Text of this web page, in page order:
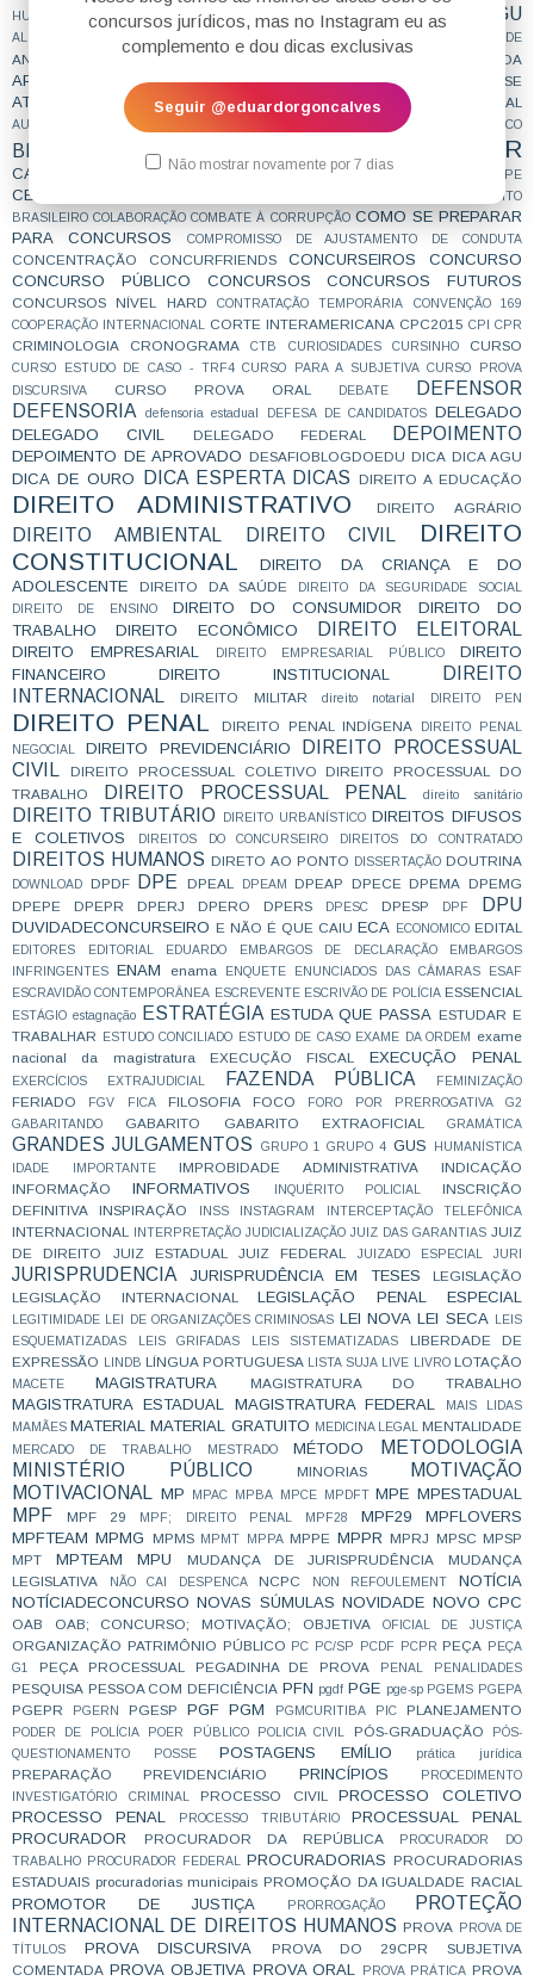
concursos jurídicos, mas no Instagram eu as
complemento e dou dicas exclusivas
Seguir @eduardorgoncalves
Não mostrar novamente por 7 dias
HUMOR ADVOCACIA ADVOGADO DA UNIÃO AGENTE DE POLÍCIA AGU
ALIMENTOS ANALISTA ANALISTA JUDICIÁRIO analista tre ANSIEDADE
ANTICRIME AOS ESTUDOS APROVADA
APROVADO ARQUIVAMENTO ART. 28 CPP ASILO assessor ATEAPOSSE
ATIVIDADE JURÍDICA ATOS INFRACIONAIS ÁUDIO AUDIO DE PROVA ORAL
AUDITOR FISCAL DO TRABALHO BANCO DE ARGUMENTOS BÁSICO
BIBLIOGRAFIA BIZU CAIU E VAI CAIR
CARREIRAS CARREIRAS JURÍDICAS CASO ELLWANGER CEBRASPE
CESPE
CÓDIGO DE TRÂNSITO
BRASILEIRO COLABORAÇÃO COMBATE À CORRUPÇÃO COMO SE PREPARAR
PARA CONCURSOS
COMPROMISSO DE AJUSTAMENTO DE CONDUTA
CONCENTRAÇÃO CONCURFRIENDS CONCURSEIROS
CONCURSO
CONCURSO PÚBLICO
CONCURSOS CONCURSOS FUTUROS
CONCURSOS NÍVEL HARD CONTRATAÇÃO TEMPORÁRIA
CONVENÇÃO 169
COOPERAÇÃO INTERNACIONAL
CORTE INTERAMERICANA CPC2015 CPI CPR
CRIMINOLOGIA CRONOGRAMA CTB CURIOSIDADES CURSINHO CURSO
CURSO ESTUDO DE CASO - TRF4 CURSO PARA A SUBJETIVA
CURSO PROVA
DISCURSIVA
CURSO PROVA ORAL DEBATE
DEFENSOR
DEFENSORIA
defensoria estadual DEFESA DE CANDIDATOS
DELEGADO
DELEGADO CIVIL
DELEGADO FEDERAL DEPOIMENTO
DEPOIMENTO DE APROVADO DESAFIOBLOGDOEDU DICA DICA AGU
DICA DE OURO DICA ESPERTA DICAS DIREITO A EDUCAÇÃO
DIREITO ADMINISTRATIVO DIREITO AGRÁRIO
DIREITO AMBIENTAL DIREITO CIVIL
DIREITO
CONSTITUCIONAL
DIREITO DA CRIANÇA E DO
ADOLESCENTE
DIREITO DA SAÚDE
DIREITO DA SEGURIDADE SOCIAL
DIREITO DE ENSINO
DIREITO DO CONSUMIDOR
DIREITO DO
TRABALHO
DIREITO ECONÔMICO DIREITO ELEITORAL
DIREITO EMPRESARIAL DIREITO EMPRESARIAL PÚBLICO
DIREITO
FINANCEIRO
DIREITO INSTITUCIONAL
DIREITO
INTERNACIONAL
DIREITO MILITAR direito notarial DIREITO PEN
DIREITO PENAL DIREITO PENAL INDÍGENA
DIREITO PENAL
NEGOCIAL
DIREITO PREVIDENCIÁRIO
DIREITO PROCESSUAL
CIVIL
DIREITO PROCESSUAL COLETIVO
DIREITO PROCESSUAL DO
TRABALHO
DIREITO PROCESSUAL PENAL direito sanitário
DIREITO TRIBUTÁRIO DIREITO URBANÍSTICO DIREITOS DIFUSOS
E COLETIVOS
DIREITOS DO CONCURSEIRO DIREITOS DO CONTRATADO
DIREITOS HUMANOS DIRETO AO PONTO DISSERTAÇÃO DOUTRINA
DOWNLOAD DPDF DPE DPEAL DPEAM DPEAP DPECE DPEMA DPEMG
DPEPE
DPEPR DPERJ DPERO DPERS DPESC DPESP DPF DPU
DUVIDADECONCURSEIRO E NÃO É QUE CAIU ECA ECONOMICO EDITAL
EDITORES EDITORIAL EDUARDO EMBARGOS DE DECLARAÇÃO
EMBARGOS
INFRINGENTES
ENAM enama ENQUETE ENUNCIADOS DAS CÂMARAS
ESAF
ESCRAVIDÃO CONTEMPORÂNEA ESCREVENTE ESCRIVÃO DE POLÍCIA ESSENCIAL
ESTÁGIO estagnação ESTRATÉGIA ESTUDA QUE PASSA ESTUDAR E
TRABALHAR
ESTUDO CONCILIADO ESTUDO DE CASO EXAME DA ORDEM
exame
nacional da magistratura
EXECUÇÃO FISCAL EXECUÇÃO PENAL
EXERCÍCIOS EXTRAJUDICIAL FAZENDA PÚBLICA FEMINIZAÇÃO
FERIADO FGV FICA FILOSOFIA FOCO FORO POR PRERROGATIVA
G2
GABARITANDO
GABARITO GABARITO EXTRAOFICIAL GRAMÁTICA
GRANDES JULGAMENTOS GRUPO 1 GRUPO 4 GUS
HUMANÍSTICA
IDADE
IMPORTANTE IMPROBIDADE ADMINISTRATIVA
INDICAÇÃO
INFORMAÇÃO
INFORMATIVOS INQUÉRITO POLICIAL
INSCRIÇÃO
DEFINITIVA
INSPIRAÇÃO INSS INSTAGRAM INTERCEPTAÇÃO TELEFÔNICA
INTERNACIONAL INTERPRETAÇÃO JUDICIALIZAÇÃO JUIZ DAS GARANTIAS JUIZ
DE DIREITO
JUIZ ESTADUAL JUIZ FEDERAL JUIZADO ESPECIAL JURI
JURISPRUDENCIA JURISPRUDÊNCIA EM TESES
LEGISLAÇÃO
LEGISLAÇÃO INTERNACIONAL
LEGISLAÇÃO PENAL ESPECIAL
LEGITIMIDADE LEI DE ORGANIZAÇÕES CRIMINOSAS LEI NOVA LEI SECA
LEIS
ESQUEMATIZADAS
LEIS GRIFADAS LEIS SISTEMATIZADAS
LIBERDADE DE
EXPRESSÃO
LINDB LÍNGUA PORTUGUESA LISTA SUJA LIVE LIVRO LOTAÇÃO
MACETE MAGISTRATURA MAGISTRATURA DO TRABALHO
MAGISTRATURA ESTADUAL MAGISTRATURA FEDERAL
MAIS LIDAS
MAMÃES MATERIAL MATERIAL GRATUITO MEDICINA LEGAL MENTALIDADE
MERCADO DE TRABALHO MESTRADO MÉTODO
METODOLOGIA
MINISTÉRIO PÚBLICO
MINORIAS
MOTIVAÇÃO
MOTIVACIONAL
MP MPAC MPBA MPCE MPDFT MPE MPESTADUAL
MPF MPF 29 MPF; DIREITO PENAL MPF28 MPF29
MPFLOVERS
MPFTEAM MPMG MPMS MPMT MPPA MPPE MPPR MPRJ MPSC MPSP
MPT
MPTEAM MPU MUDANÇA DE JURISPRUDÊNCIA
MUDANÇA
LEGISLATIVA
NÃO CAI DESPENCA NCPC NON REFOULEMENT
NOTÍCIA
NOTÍCIADECONCURSO NOVAS SÚMULAS NOVIDADE NOVO CPC
OAB OAB; CONCURSO; MOTIVAÇÃO; OBJETIVA OFICIAL DE JUSTIÇA
ORGANIZAÇÃO PATRIMÔNIO PÚBLICO PC PC/SP PCDF PCPR PEÇA
PEÇA
G1
PEÇA PROCESSUAL PEGADINHA DE PROVA PENAL PENALIDADES
PESQUISA PESSOA COM DEFICIÊNCIA PFN pgdf PGE pge-sp PGEMS PGEPA
PGEPR PGERN PGESP PGF PGM PGMCURITIBA PIC PLANEJAMENTO
PODER DE POLÍCIA POER PÚBLICO POLICIA CIVIL PÓS-GRADUAÇÃO
PÓS-
QUESTIONAMENTO
POSSE POSTAGENS EMÍLIO prática jurídica
PREPARAÇÃO PREVIDENCIÁRIO PRINCÍPIOS
PROCEDIMENTO
INVESTIGATÓRIO CRIMINAL
PROCESSO CIVIL
PROCESSO COLETIVO
PROCESSO PENAL
PROCESSO TRIBUTÁRIO
PROCESSUAL PENAL
PROCURADOR
PROCURADOR DA REPÚBLICA
PROCURADOR DO
TRABALHO
PROCURADOR FEDERAL PROCURADORIAS PROCURADORIAS
ESTADUAIS procuradorias municipais PROMOÇÃO DA IGUALDADE RACIAL
PROMOTOR DE JUSTIÇA PRORROGAÇÃO
PROTEÇÃO
INTERNACIONAL DE DIREITOS HUMANOS PROVA
PROVA DE
TÍTULOS
PROVA DISCURSIVA
PROVA DO 29CPR SUBJETIVA
COMENTADA PROVA OBJETIVA PROVA ORAL PROVA PRÁTICA PROVA